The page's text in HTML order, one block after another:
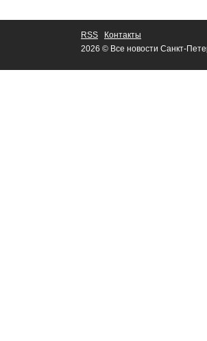
RSS
Контакты
2026 © Все новости Санкт-